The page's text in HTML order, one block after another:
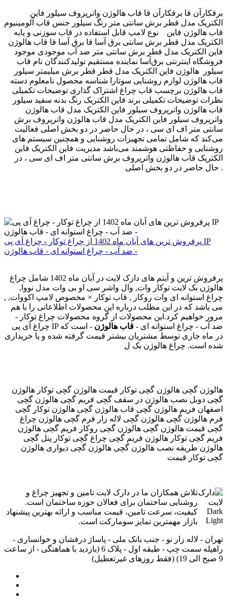
برقکارآن قا برقکارآن قا قاب هالوژن واترپروف سیلور فاین
الکتریک مدل قطر برش سانتی متر رنگ سیلور جنس قاب آلومینیوم
نوع لامپ قابل استفاده در قاب سوزنی و پایه ‎ ‎ قاب هالوژن فاین
الکتریک مدل قطر برش سانتی برق آسا قا برق آسا قا قاب هالوژن
فاین الکتریک مدل قطر برش سانتی متر ضد آب موجودی موجود
فروشگاه اینترنتی برق‌آسا نماینده مستقیم تولیدکنندگان نام قاب
هالوژن فاین الکتریک مدل قطر قطر برش میلیمتر سیلور ‎ سیلور
قاب هالوژن لوازم روشنایی سوتارا شناسه محصول نامعلوم دسته
قاب هالوژن برچسب قاب چراغ اشتراک گذاری توضیحات تکمیلی
نظرات توضیحات تکمیلی برند فاین الکتریک رنگ بدنه سفید سیلور
قاب هالوژن واترپروف سیلور فاین الکتریک مدل قاب هالوژن
واترپروف سیلور فاین الکتریک مدل قاب هالوژن واترپروف برش
سانتی متر اف ای سی ، در حال حاضر در دو بخش اصلی فعالیت
می‌کند که شامل تمامی تجهیزات روشنایی و همچنین سیستم های
روشنایی و حفاظتی هوشمند می‌باشد مدیریت فاین الکتریک فاین
الکتریک قاب هالوژن واترپروف برش سانتی متر اف ای سی ، در
حال حاضر در دو بخش اصلی .
پرفروش ترین های آبان ماه 1402 از چراغ توکار - چراغ آی پی IP
ضد آب - چراغ استوانه ای - قاب هالوژن -
پرفروش ترین و آیتم های دارک لایت در آبان ماه 1402 شامل چراغ
هالوژن بک لایت توکار وات, وال واشر سی او بی وات مدل نووا,
چراغ استوانه ای وات روکار , قاب توکار × مخصوص لامپ اکووات, ,
می باشد که در این مطلب درباره این محصولات اطلاعاتی را با هم
مرور خواهیم کرد.این محصولات از گروه محصولات چراغ توکار -
چراغ آی پی IP ضد آب - چراغ استوانه ای - قاب هالوژن - است که
در ماه جاری توسط مشتریان بیشتر قیمت گرفته شده و یا خریداری
شده است. چراغ هالوژن بک ل
هالوژن گچی هالوژن گچی توکار قیمت هالوژن گچی توکار هالوژن
گچی دوبل نصب هالوژن در سقف گچی فریم گچی هالوژن گچی
اصفهان فریم هالوژن گچی قاب هالوژن گچی هالوژن توکار گچی
فرم هالوژن گچی هالوژن گچی لاله زار فرم گچی هالوژن چراغ
گچی قیمت هالوژن گچی هالوژن گچی روکار فریم گچی هالوژن
فریم گچی توکار هالوژن فریم گچی چراغ گچی توکار پنل گچی
هالوژن طریقه نصب هالوژن گچی هالوژن گچی دیواری هالوژن
گچی توکار قیمت
تلاش همکاران ما در دارک لایت تامین و تجهیز چراغ و
روشنایی ساختمان برای فعالان حوزه ساختمان است.
کیفیت، سرعت تامین، قیمت مناسب و ارائه بهترین پیشنهاد
بازار مهمترین تمایز سومارکت است.
تهران - لاله زار نو - جنب بانک ملی - پاساژ درفشان و خوانساری -
راه‎پله سمت چپ - طبقه اول - پلاک 6 (بازدید با هماهنگی - از ساعت
9 صبح الی 19) (فقط روزهای غیرتعطیل)